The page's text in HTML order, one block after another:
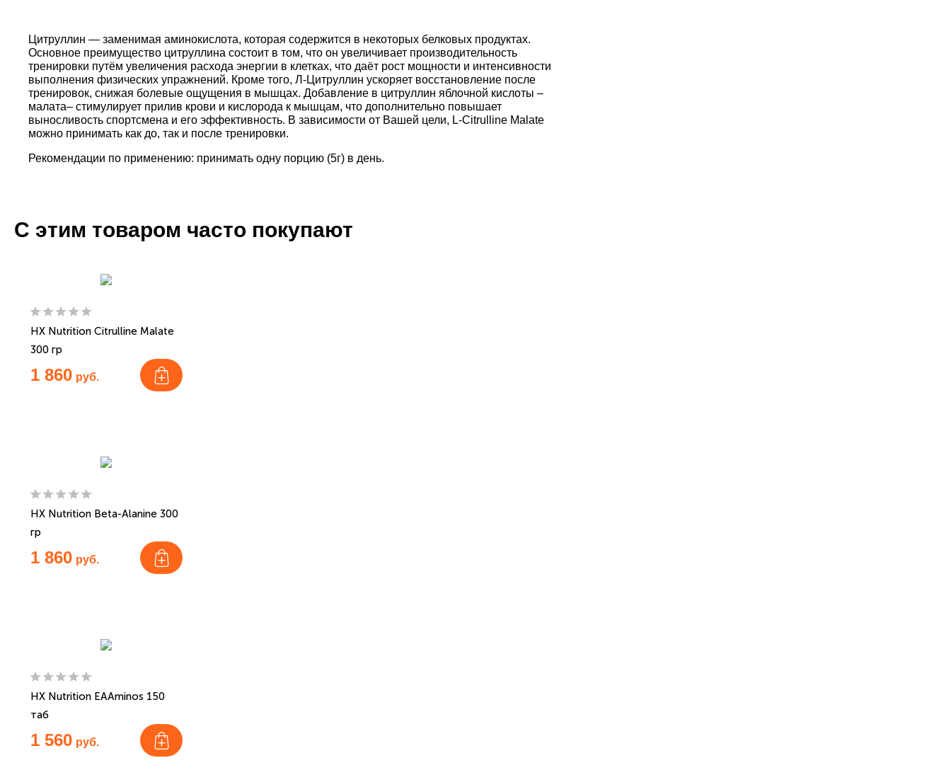
Цитруллин ― заменимая аминокислота, которая содержится в некоторых белковых продуктах.
Основное преимущество цитруллина состоит в том, что он увеличивает производительность
тренировки путём увеличения расхода энергии в клетках, что даёт рост мощности и интенсивности
выполнения физических упражнений. Кроме того, Л-Цитруллин ускоряет восстановление после
тренировок, снижая болевые ощущения в мышцах. Добавление в цитруллин яблочной кислоты –
малата– стимулирует прилив крови и кислорода к мышцам, что дополнительно повышает
выносливость спортсмена и его эффективность. В зависимости от Вашей цели, L-Citrulline Malate
можно принимать как до, так и после тренировки.
Рекомендации по применению: принимать одну порцию (5г) в день.
С этим товаром часто покупают
HX Nutrition Citrulline Malate
300 гр
1 860 руб.
HX Nutrition Beta-Alanine 300
гр
1 860 руб.
HX Nutrition EAAminos 150
таб
1 560 руб.